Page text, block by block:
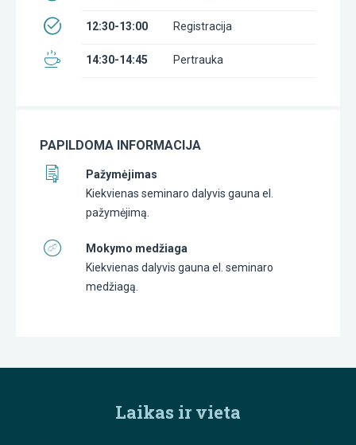
12:30-13:00 Registracija
14:30-14:45 Pertrauka
PAPILDOMA INFORMACIJA
Pažymėjimas
Kiekvienas seminaro dalyvis gauna el.
pažymėjimą.
Mokymo medžiaga
Kiekvienas dalyvis gauna el. seminaro
medžiagą.
Laikas ir vieta